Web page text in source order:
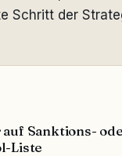
Schritt der
Sanktions-
Liste